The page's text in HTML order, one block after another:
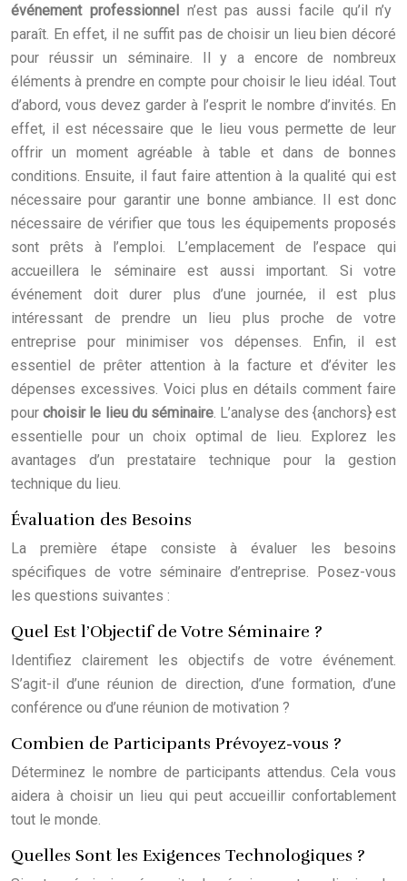
événement professionnel n’est pas aussi facile qu’il n’y
paraît. En effet, il ne suffit pas de choisir un lieu bien décoré
pour réussir un séminaire. Il y a encore de nombreux
éléments à prendre en compte pour choisir le lieu idéal. Tout
d’abord, vous devez garder à l’esprit le nombre d’invités. En
effet, il est nécessaire que le lieu vous permette de leur
offrir un moment agréable à table et dans de bonnes
conditions. Ensuite, il faut faire attention à la qualité qui est
nécessaire pour garantir une bonne ambiance. Il est donc
nécessaire de vérifier que tous les équipements proposés
sont prêts à l’emploi. L’emplacement de l’espace qui
accueillera le séminaire est aussi important. Si votre
événement doit durer plus d’une journée, il est plus
intéressant de prendre un lieu plus proche de votre
entreprise pour minimiser vos dépenses. Enfin, il est
essentiel de prêter attention à la facture et d’éviter les
dépenses excessives. Voici plus en détails comment faire
pourchoisir le lieu du séminaire . L’analyse des {anchors} est
essentielle pour un choix optimal de lieu. Explorez les
avantages d’un prestataire technique pour la gestion
technique du lieu.
Évaluation des Besoins
La première étape consiste à évaluer les besoins
spécifiques de votre séminaire d’entreprise. Posez-vous
les questions suivantes :
Quel Est l’Objectif de Votre Séminaire ?
Identifiez clairement les objectifs de votre événement.
S’agit-il d’une réunion de direction, d’une formation, d’une
conférence ou d’une réunion de motivation ?
Combien de Participants Prévoyez-vous ?
Déterminez le nombre de participants attendus. Cela vous
aidera à choisir un lieu qui peut accueillir confortablement
tout le monde.
Quelles Sont les Exigences Technologiques ?